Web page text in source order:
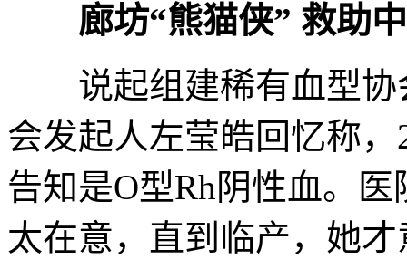
廊坊“熊猫侠” 救助
说起组建稀有血型协
会发起人左莹皓回忆称
告知是O型Rh阴性血。
太在意，直到临产，她